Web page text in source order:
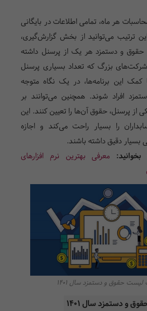
هر ماه، تمامی اطلاعات در بایگانی
ترتیب می‌توانید از بخش گزارش‌گیری،
حقوق و دستمزد هر یک از پرسنل داشته
شرکت‌های بزرگ که تعداد بسیاری پرسنل
کمک این برنامه‌ها، در یک نگاه متوجه
افراد شوند. همچنین می‌توانند بر
از پرسنل، حقوق آن‌ها را تعیین کنند. این
را بسیار راحت می‌کند و اجازه
بسیار دقیق داشته باشند.
معرفی بهترین نرم افزارهای
لیست حقوق و دستمزد سال 1401
و دستمزد سال 1401